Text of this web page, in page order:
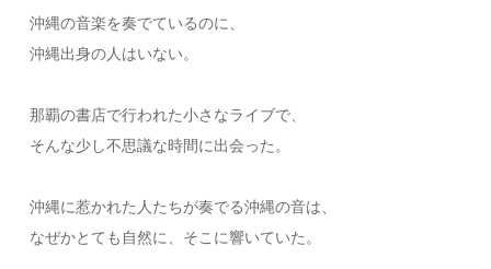
沖縄の音楽を奏でているのに、
沖縄出身の人はいない。
那覇の書店で行われた小さなライブで、
そんな少し不思議な時間に出会った。
沖縄に惹かれた人たちが奏でる沖縄の音は、
なぜかとても自然に、そこに響いていた。